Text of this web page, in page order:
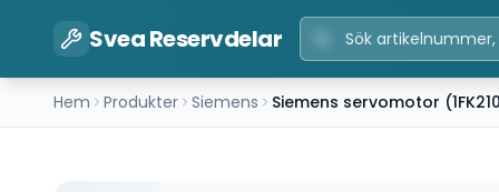
Svea Reservdelar
Hem Produkter Siemens Siemens servomotor